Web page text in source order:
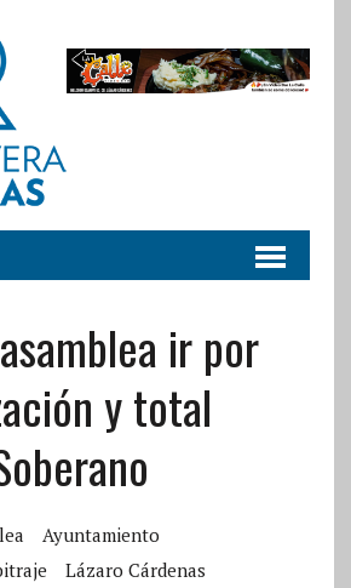
ir por
y total
Ayuntamiento
Lázaro Cárdenas